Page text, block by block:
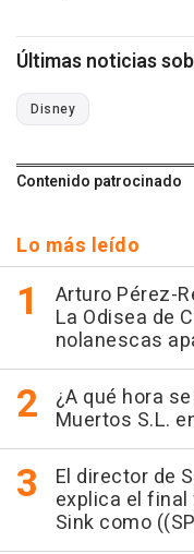
Últimas noticias
Disney
Contenido patrocinado
Lo más leído
Arturo Pérez-
La Odisea de
nolanescas
¿A qué hora
Muertos S.L.
El director de
explica el final
Sink como